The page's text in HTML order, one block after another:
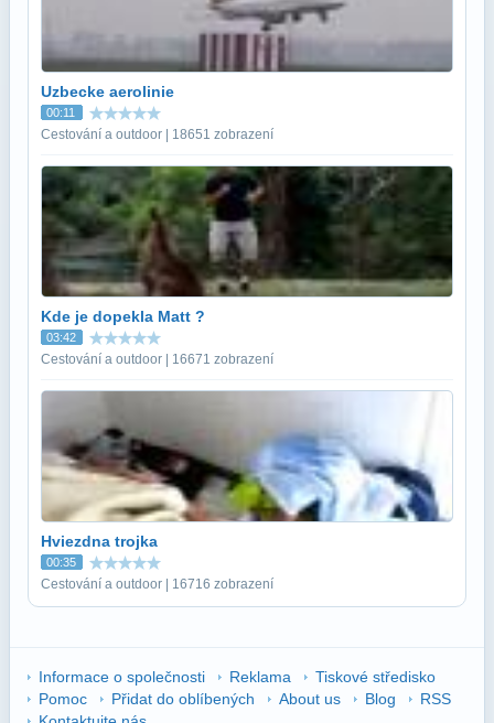
Uzbecke aerolinie
00:11
Cestování a outdoor | 18651 zobrazení
Kde je dopekla Matt ?
03:42
Cestování a outdoor | 16671 zobrazení
Hviezdna trojka
00:35
Cestování a outdoor | 16716 zobrazení
Informace o společnosti Reklama
Tiskové středisko
Pomoc
Přidat do oblíbených About us Blog
RSS